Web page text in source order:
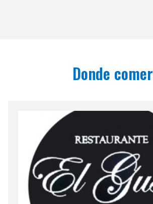
Donde comer